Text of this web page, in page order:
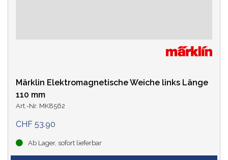
Märklin Elektromagnetische Weiche links Länge
110 mm
Art.-Nr. MK8562
CHF 53.90
Ab Lager, sofort lieferbar